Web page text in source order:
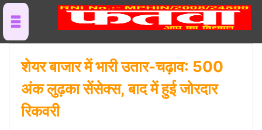
शेयर बाजार में भारी उतार-चढ़ाव: 500
अंक लुढ़का सेंसेक्स, बाद में हुई जोरदार
रिकवरी